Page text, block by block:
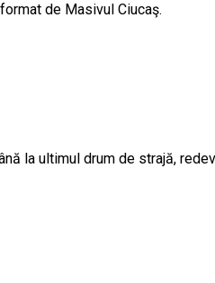
de Masivul Ciucaş.
la ultimul drum de strajă,